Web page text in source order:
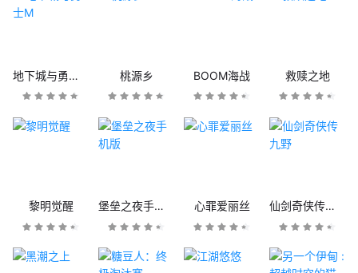
地下城与勇士M 桃源乡 BOOM海战 救赎之地
黎明觉醒 堡垒之夜手机版 心罪爱丽丝 仙剑奇侠传九野